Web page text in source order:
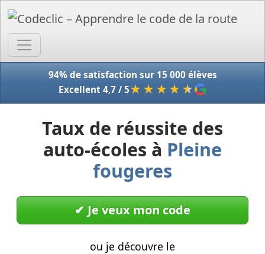
94% de satisfaction sur 15 000 élèves
Excellent 4,7 / 5★★★★ ★
Taux de réussite des
auto-écoles à Pleine
fougeres
✔︎ Je veux mon code
ou je découvre le